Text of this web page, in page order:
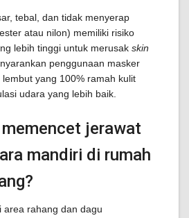
tebal, dan tidak menyerap
atau nilon) memiliki risiko
lebih tinggi untuk merusak skin
penggunaan masker
yang 100% ramah kulit
udara yang lebih baik.
jerawat
mandiri di rumah
area rahang dan dagu